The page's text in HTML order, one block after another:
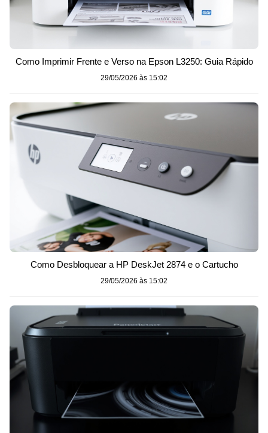
Como Imprimir Frente e Verso na Epson L3250: Guia Rápido
29/05/2026 às 15:02
Como Desbloquear a HP DeskJet 2874 e o Cartucho
29/05/2026 às 15:02